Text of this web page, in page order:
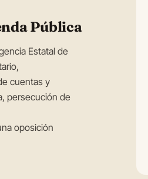
Pública
Estatal de
cuentas y
persecución de
oposición